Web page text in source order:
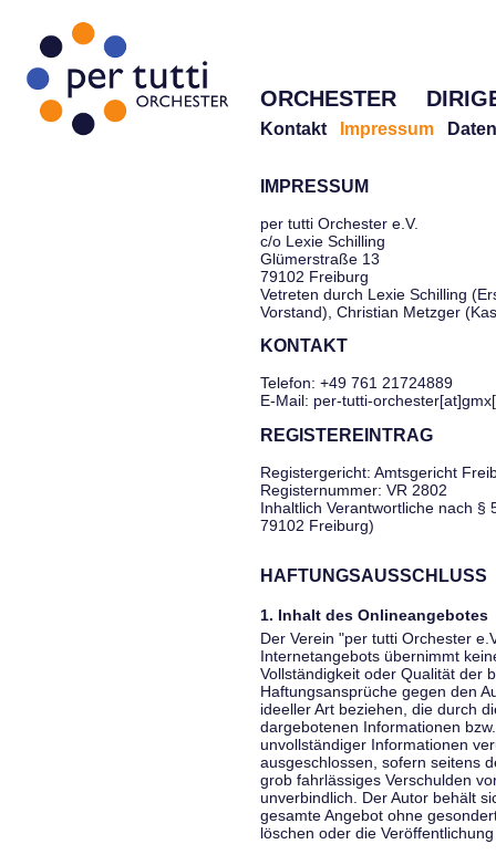
ORCHESTER
Kontakt Impressum
IMPRESSUM
per tutti Orchester e.V.
c/o Lexie Schilling
Glümerstraße 13
79102 Freiburg
Vetreten durch Lexie Schilling
Vorstand), Christian Metzger
KONTAKT
Telefon: +49 761 21724889
E-Mail: per-tutti-
REGISTEREINTRAG
Registergericht: Amtsgericht
Registernummer: VR 2802
Inhaltlich Verantwortliche nach §
79102 Freiburg)
HAFTUNGSAUSSCHLUSS
1. Inhalt des Onlineangebotes
Der Verein "per tutti Orchester
Internetangebots übernimmt
Vollständigkeit oder Qualität der
Haftungsansprüche gegen den
ideeller Art beziehen, die durch
dargebotenen Informationen
unvollständiger Informationen
ausgeschlossen, sofern seitens
grob fahrlässiges Verschulden
unverbindlich. Der Autor behält
gesamte Angebot ohne
löschen oder die